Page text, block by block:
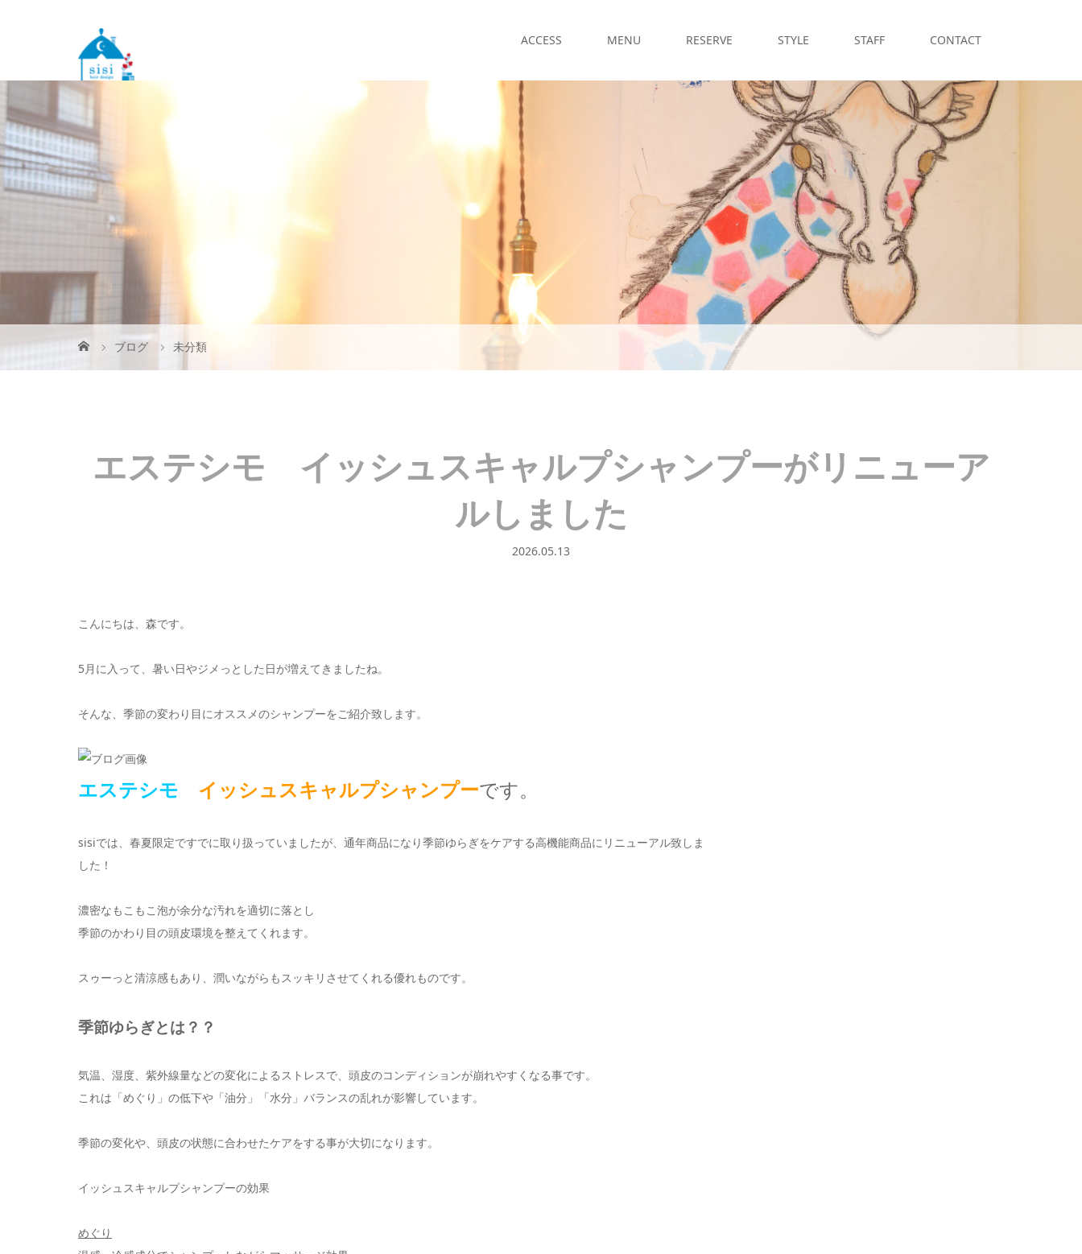
ACCESS MENU RESERVE STYLE STAFF CONTACT
ブログ 未分類
エステシモ イッシュスキャルプシャンプーがリニューア
ルしました
2026.05.13
こんにちは、森です。
5月に入って、暑い日やジメっとした日が増えてきましたね。
そんな、季節の変わり目にオススメのシャンプーをご紹介致します。
エステシモ イッシュスキャルプシャンプーです。
sisiでは、春夏限定ですでに取り扱っていましたが、通年商品になり季節ゆらぎをケアする高機能商品にリニューアル致しま
した！
濃密なもこもこ泡が余分な汚れを適切に落とし
季節のかわり目の頭皮環境を整えてくれます。
スゥーっと清涼感もあり、潤いながらもスッキリさせてくれる優れものです。
季節ゆらぎとは？？
気温、湿度、紫外線量などの変化によるストレスで、頭皮のコンディションが崩れやすくなる事です。
これは「めぐり」の低下や「油分」「水分」バランスの乱れが影響しています。
季節の変化や、頭皮の状態に合わせたケアをする事が大切になります。
イッシュスキャルプシャンプーの効果
めぐり